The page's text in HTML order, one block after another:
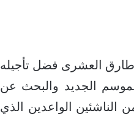
العشرى فضل تأجيله
الجديد والبحث عن
ومزيج من الناشئين الواعدين الذي